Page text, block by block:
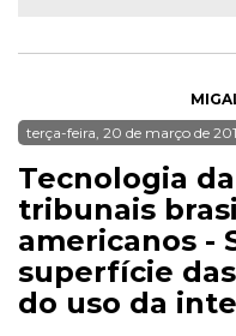
terça-feira, 20 de março de
Tecnologia
tribunais
americanos -
superfície
do uso da